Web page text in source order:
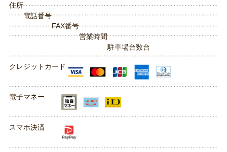
住所
電話番号
FAX番号
営業時間
駐車場台数台
クレジットカード
電子マネー
スマホ決済